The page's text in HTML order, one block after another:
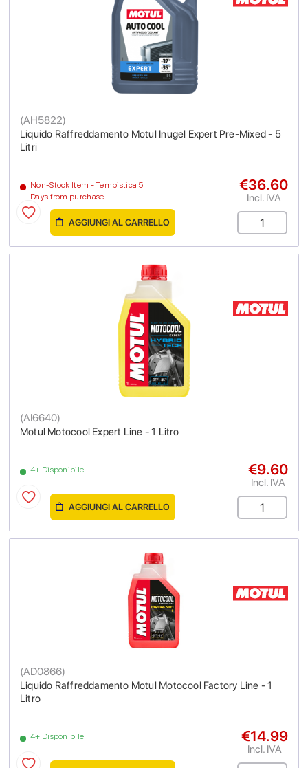
Liquido Raffreddamento Motul Inugel Expert Pre-Mixed - 5
Litri
(AH5822)
Non-Stock Item - Tempistica 5
Days from purchase
€36.60
Incl. IVA
AGGIUNGI AL CARRELLO
Motul Motocool Expert Line - 1 Litro
(AI6640)
4+ Disponibile €9.60
Incl. IVA
AGGIUNGI AL CARRELLO
Liquido Raffreddamento Motul Motocool Factory Line - 1
Litro
(AD0866)
4+ Disponibile €14.99
Incl. IVA